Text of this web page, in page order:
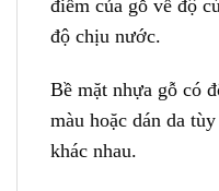
điểm của gỗ về độ
độ chịu nước.
Bề mặt nhựa gỗ có
màu hoặc dán da
khác nhau.